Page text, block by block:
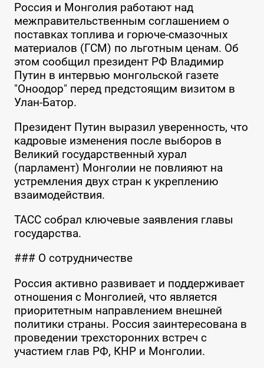
Россия и Монголия работают над
межправительственным соглашением о
поставках топлива и горюче-смазочных
материалов (ГСМ) по льготным ценам. Об
этом сообщил президент РФ Владимир
Путин в интервью монгольской газете
"Оноодор" перед предстоящим визитом в
Улан-Батор.
Президент Путин выразил уверенность, что
кадровые изменения после выборов в
Великий государственный хурал
(парламент) Монголии не повлияют на
устремления двух стран к укреплению
взаимодействия.
ТАСС собрал ключевые заявления главы
государства.
### О сотрудничестве
Россия активно развивает и поддерживает
отношения с Монголией, что является
приоритетным направлением внешней
политики страны. Россия заинтересована в
проведении трехсторонних встреч с
участием глав РФ, КНР и Монголии.